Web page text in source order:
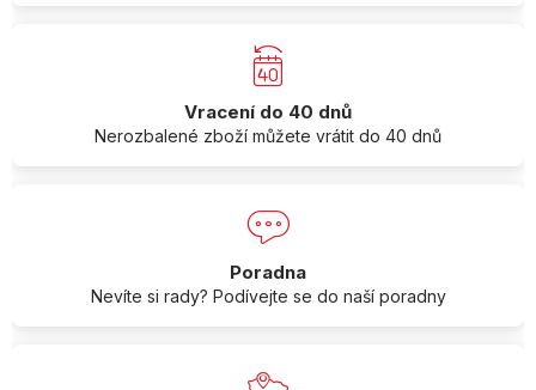
Vracení do 40 dnů
Nerozbalené zboží můžete vrátit do 40 dnů
Poradna
Nevíte si rady? Podívejte se do naší poradny